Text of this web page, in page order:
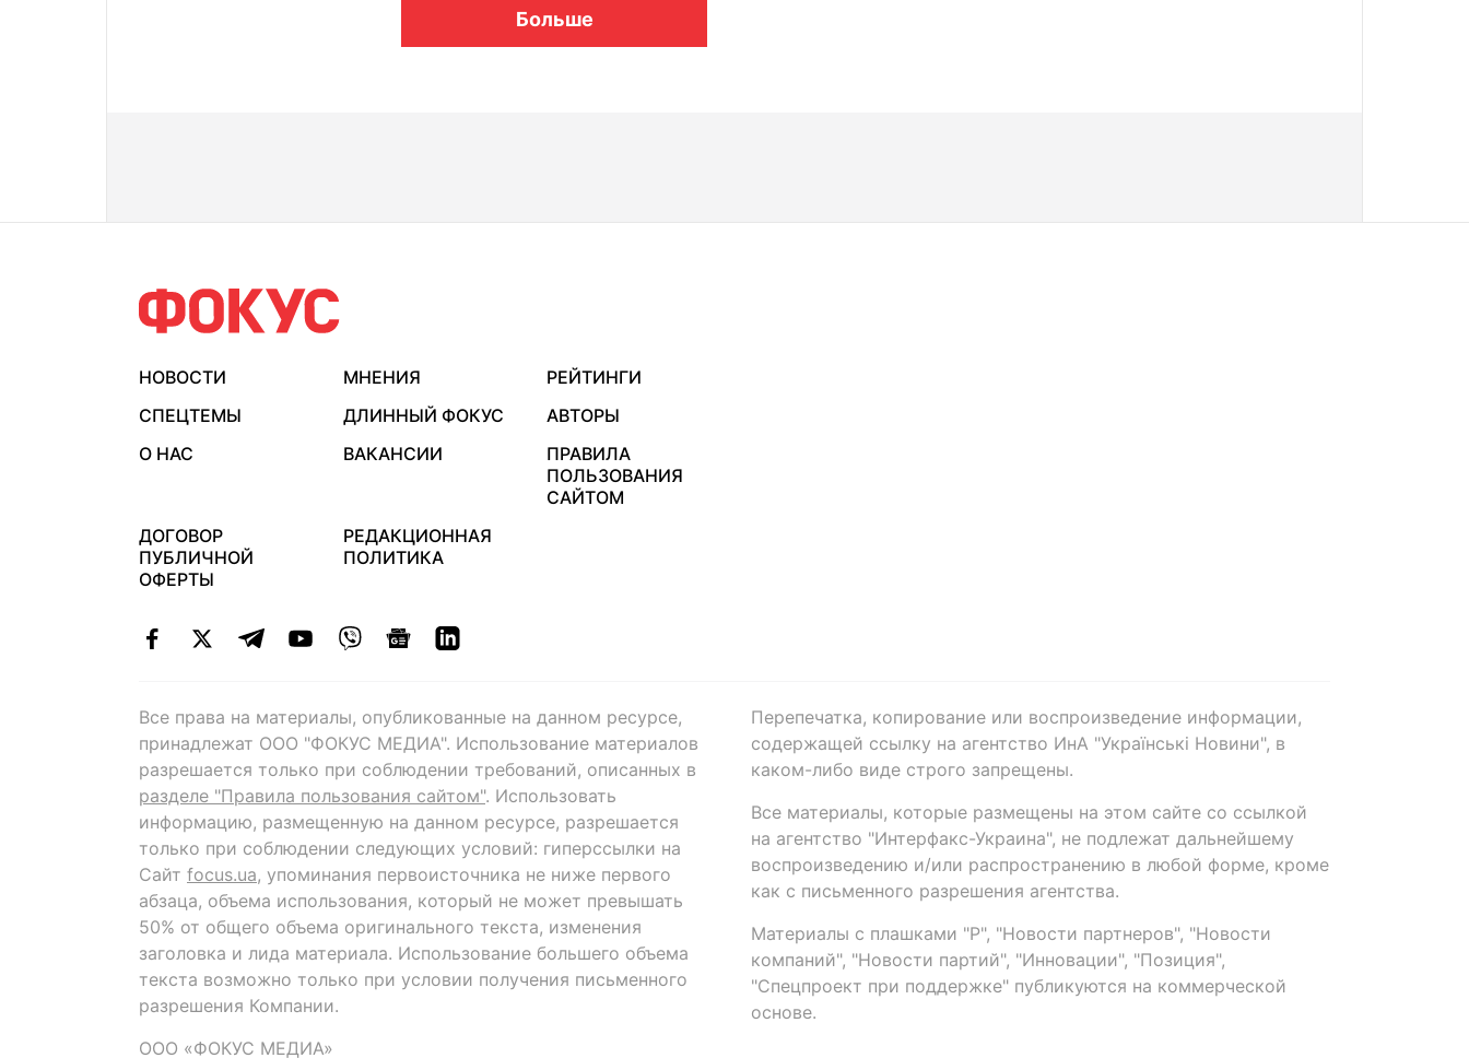
Больше
НОВОСТИ МНЕНИЯ
РЕЙТИНГИ
СПЕЦТЕМЫ
ДЛИННЫЙ ФОКУС
АВТОРЫ
О НАС
ВАКАНСИИ
ПРАВИЛА
ПОЛЬЗОВАНИЯ
САЙТОМ
ДОГОВОР
ПУБЛИЧНОЙ
ОФЕРТЫ
РЕДАКЦИОННАЯ
ПОЛИТИКА
Все права на материалы, опубликованные на данном ресурсе,
принадлежат ООО "ФОКУС МЕДИА". Использование материалов
разрешается только при соблюдении требований, описанных в
разделе "Правила пользования сайтом". Использовать
информацию, размещенную на данном ресурсе, разрешается
только при соблюдении следующих условий: гиперссылки на
Сайт focus.ua, упоминания первоисточника не ниже первого
абзаца, объема использования, который не может превышать
50% от общего объема оригинального текста, изменения
заголовка и лида материала. Использование большего объема
текста возможно только при условии получения письменного
разрешения Компании.
ООО «ФОКУС МЕДИА»
Перепечатка, копирование или воспроизведение информации,
содержащей ссылку на агентство ИнА "Українські Новини", в
каком-либо виде строго запрещены.
Все материалы, которые размещены на этом сайте со ссылкой
на агентство "Интерфакс-Украина", не подлежат дальнейшему
воспроизведению и/или распространению в любой форме, кроме
как с письменного разрешения агентства.
Материалы с плашками "Р", "Новости партнеров", "Новости
компаний", "Новости партий", "Инновации", "Позиция",
"Спецпроект при поддержке" публикуются на коммерческой
основе.